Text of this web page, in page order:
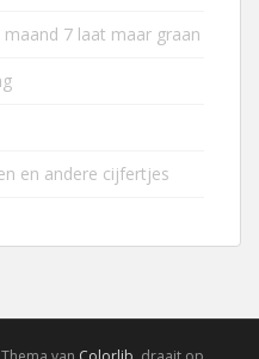
maand 7 laat maar graan
en andere cijfertjes